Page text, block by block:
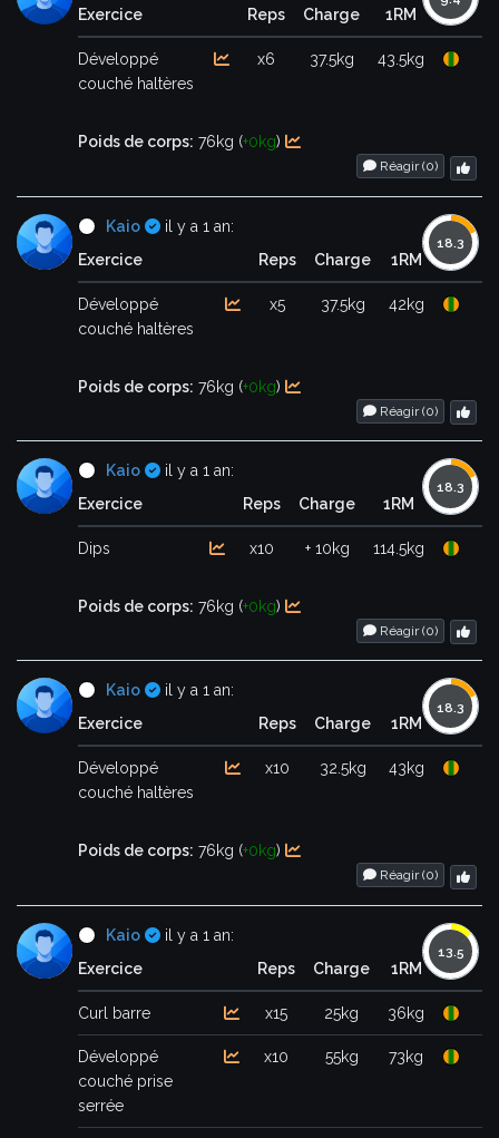
Exercice
Reps Charge 1RM
Développé
couché haltères
x6 37.5kg 43.5kg
Poids de corps: 76kg (+0kg)
Réagir (0)
Kaio Certifié
il y a 1 an:
Exercice
Reps Charge 1RM
Développé
couché haltères
x5 37.5kg 42kg
Poids de corps: 76kg (+0kg)
Réagir (0)
Kaio Certifié
il y a 1 an:
Exercice
Reps Charge 1RM
Dips x10 + 10kg 114.5kg
Poids de corps: 76kg (+0kg)
Réagir (0)
Kaio Certifié
il y a 1 an:
Exercice
Reps Charge 1RM
Développé
couché haltères
x10 32.5kg 43kg
Poids de corps: 76kg (+0kg)
Réagir (0)
Kaio Certifié
il y a 1 an:
Exercice
Reps Charge 1RM
Curl barre x15 25kg 36kg
Développé
couché prise
serrée
x10 55kg 73kg